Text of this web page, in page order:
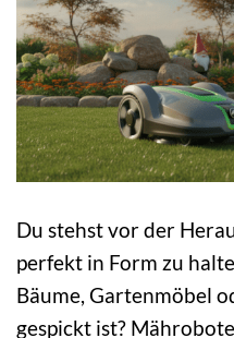
Du stehst vor der
perfekt in Form zu
Bäume, Gartenmöbel
gespickt ist?